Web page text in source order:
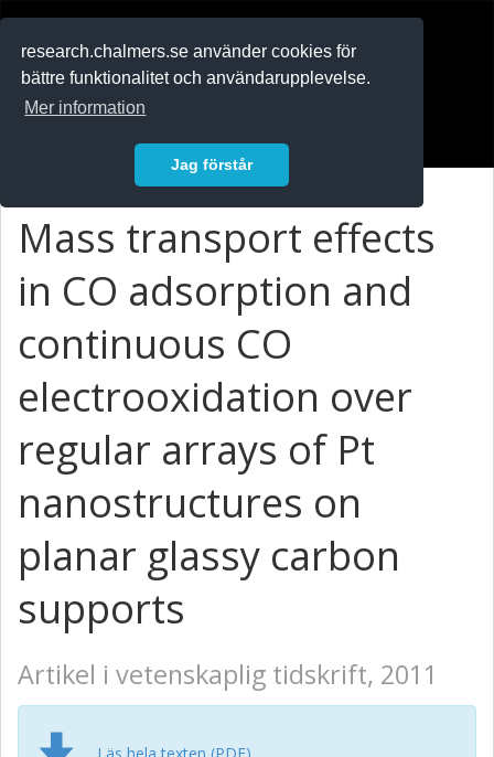
research.chalmers.se använder cookies för
bättre funktionalitet och användarupplevelse.
Mer information
Jag förstår
Mass transport effects
in CO adsorption and
continuous CO
electrooxidation over
regular arrays of Pt
nanostructures on
planar glassy carbon
supports
Artikel i vetenskaplig tidskrift, 2011